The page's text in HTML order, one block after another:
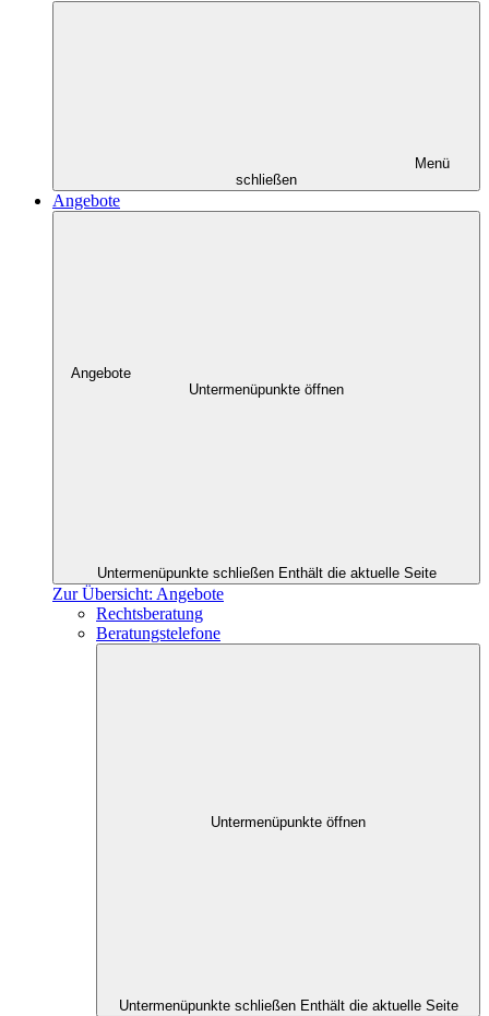
Menü
schließen
Angebote
Angebote
Untermenüpunkte öffnen
Untermenüpunkte schließen Enthält die aktuelle Seite
Zur Übersicht: Angebote
Rechtsberatung
Beratungstelefone
Untermenüpunkte öffnen
Untermenüpunkte schließen Enthält die aktuelle Seite